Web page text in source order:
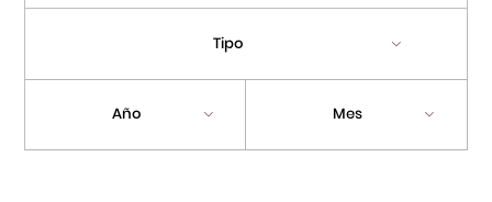
Centro Cultural Peruano Japonés
Tipo
Año Mes